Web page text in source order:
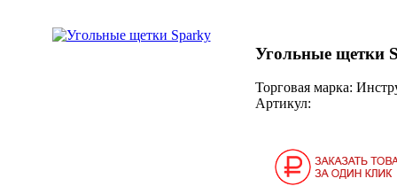
Угольные щетки
Торговая марка:
Артикул: